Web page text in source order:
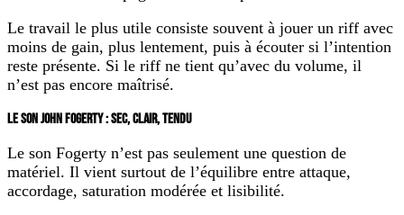
Le travail le plus utile consiste souvent à jouer un riff avec
moins de gain, plus lentement, puis à écouter si l’intention
reste présente. Si le riff ne tient qu’avec du volume, il
n’est pas encore maîtrisé.
LE SON JOHN FOGERTY : SEC, CLAIR, TENDU
Le son Fogerty n’est pas seulement une question de
matériel. Il vient surtout de l’équilibre entre attaque,
accordage, saturation modérée et lisibilité.